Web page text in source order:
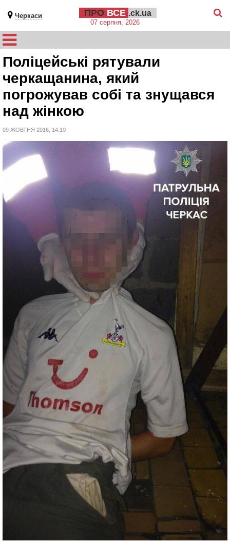
Черкаси ПРО ВСЕ .ck.ua
07 серпня, 2026
Поліцейські рятували
черкащанина, який
погрожував собі та знущався
над жінкою
09 ЖОВТНЯ 2016, 14:10